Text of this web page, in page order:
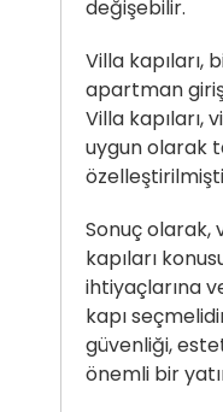
değişebilir.
Villa kapıları,
apartman giriş
Villa kapıları,
uygun olarak
Sonuç olarak,
kapıları
ihtiyaçlarına
kapı
güvenliği,
önemli bir